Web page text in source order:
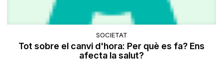
SOCIETAT
Tot sobre el canvi d'hora: Per què es fa? Ens
afecta la salut?